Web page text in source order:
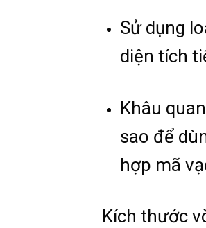
Sử dụng
diện tích
Khâu
sao để
hợp mã
Kích thước